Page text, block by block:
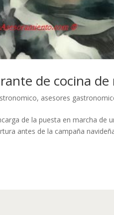
de cocina de
, asesores
de la puesta en marcha de
antes de la campaña